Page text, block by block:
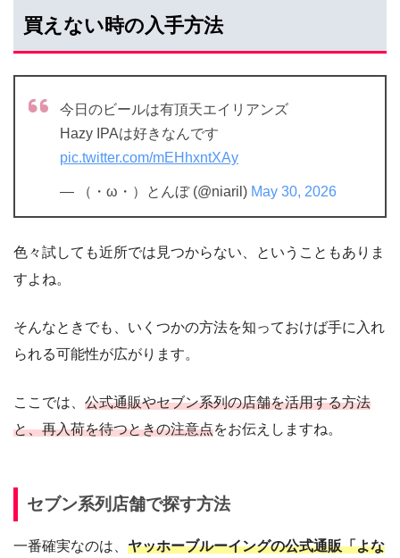
買えない時の入手方法
今日のビールは有頂天エイリアンズ
Hazy IPAは好きなんです
pic.twitter.com/mEHhxntXAy
— （・ω・）とんぼ (@niaril) May 30, 2026
色々試しても近所では見つからない、ということもありま
すよね。
そんなときでも、いくつかの方法を知っておけば手に入れ
られる可能性が広がります。
ここでは、 公式通販やセブン系列の店舗を活用する方法
と、再入荷を待つときの注意点をお伝えしますね。
セブン系列店舗で探す方法
一番確実なのは、 ヤッホーブルーイングの公式通販「よな